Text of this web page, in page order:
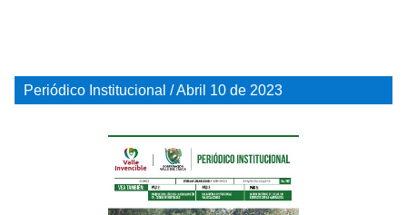
Periódico Institucional / Abril 10 de 2023